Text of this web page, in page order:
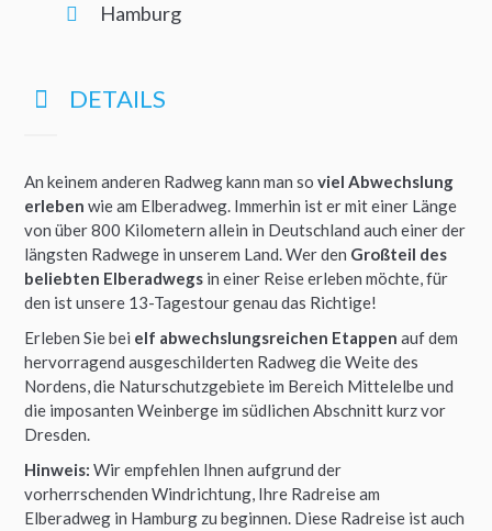
Hamburg
DETAILS
An keinem anderen Radweg kann man soviel Abwechslung
erleben wie am Elberadweg. Immerhin ist er mit einer Länge
von über 800 Kilometern allein in Deutschland auch einer der
längsten Radwege in unserem Land. Wer den Großteil des
beliebten Elberadwegs in einer Reise erleben möchte, für
den ist unsere 13-Tagestour genau das Richtige!
Erleben Sie bei elf abwechslungsreichen Etappen auf dem
hervorragend ausgeschilderten Radweg die Weite des
Nordens, die Naturschutzgebiete im Bereich Mittelelbe und
die imposanten Weinberge im südlichen Abschnitt kurz vor
Dresden.
Hinweis: Wir empfehlen Ihnen aufgrund der
vorherrschenden Windrichtung, Ihre Radreise am
Elberadweg in Hamburg zu beginnen. Diese Radreise ist auch